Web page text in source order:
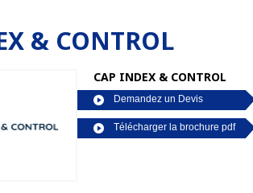
& CONTROL
CAP INDEX & CONTROL
Demandez un Devis
Télécharger la brochure pdf